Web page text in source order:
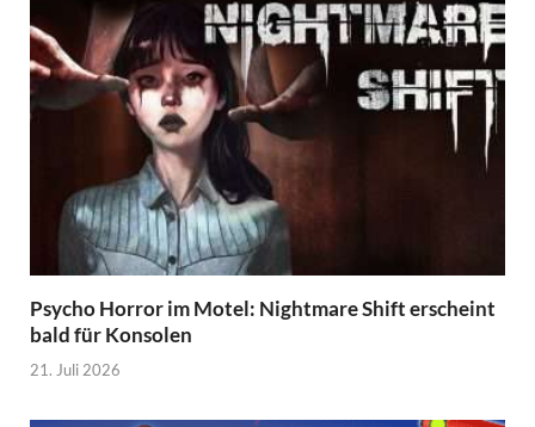
Psycho Horror im Motel: Nightmare Shift erscheint
bald für Konsolen
21. Juli 2026